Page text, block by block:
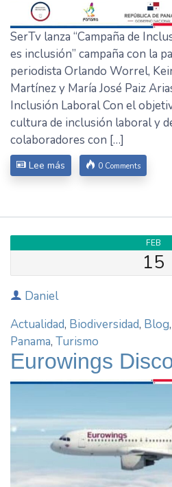
SerTv lanza “Campaña de
es inclusión” campaña con la
periodista Orlando Worrel,
Martínez y María José Paiz
Inclusión Laboral Con el
cultura de inclusión laboral y
colaboradores con […]
Lee más 0 Comments
FEB
15
Daniel
Actualidad, Biodiversidad, Blog,
Panama, Turismo
Eurowings